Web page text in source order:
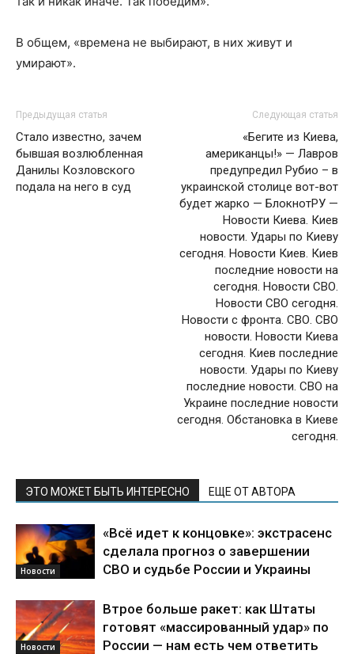
В общем, «времена не выбирают, в них живут и
умирают».
Предыдущая статья
Стало известно, зачем
бывшая возлюбленная
Данилы Козловского
подала на него в суд
Следующая статья
«Бегите из Киева,
американцы!» — Лавров
предупредил Рубио – в
украинской столице вот-вот
будет жарко — БлокнотРУ —
Новости Киева. Киев
новости. Удары по Киеву
сегодня. Новости Киев. Киев
последние новости на
сегодня. Новости СВО.
Новости СВО сегодня.
Новости с фронта. СВО. СВО
новости. Новости Киева
сегодня. Киев последние
новости. Удары по Киеву
последние новости. СВО на
Украине последние новости
сегодня. Обстановка в Киеве
сегодня.
ЭТО МОЖЕТ БЫТЬ ИНТЕРЕСНО ЕЩЕ ОТ АВТОРА
Новости
«Всё идет к концовке»: экстрасенс
сделала прогноз о завершении
СВО и судьбе России и Украины
Новости
Втрое больше ракет: как Штаты
готовят «массированный удар» по
России — нам есть чем ответить